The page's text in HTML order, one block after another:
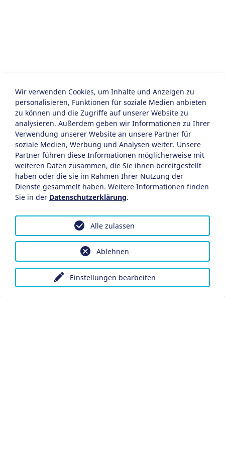
Wir verwenden Cookies, um Inhalte und Anzeigen zu
personalisieren, Funktionen für soziale Medien anbieten
zu können und die Zugriffe auf unserer Website zu
analysieren. Außerdem geben wir Informationen zu Ihrer
Verwendung unserer Website an unsere Partner für
soziale Medien, Werbung und Analysen weiter. Unsere
Partner führen diese Informationen möglicherweise mit
weiteren Daten zusammen, die Sie ihnen bereitgestellt
haben oder die sie im Rahmen Ihrer Nutzung der
Dienste gesammelt haben. Weitere Informationen finden
Sie in der Datenschutzerklärung.
Einstellungen bearbeiten
Ablehnen
Alle zulassen